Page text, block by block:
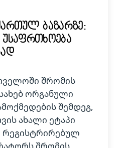
ბაზარზე:
შრომის
ორგანული
შემდეგ,
ახალი ეტაპი
რეგისტრირებულ